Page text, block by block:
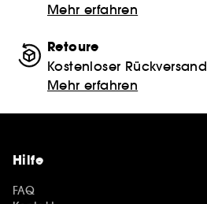
Mehr erfahren
Retoure
Kostenloser Rückversand
Mehr erfahren
Hilfe
FAQ